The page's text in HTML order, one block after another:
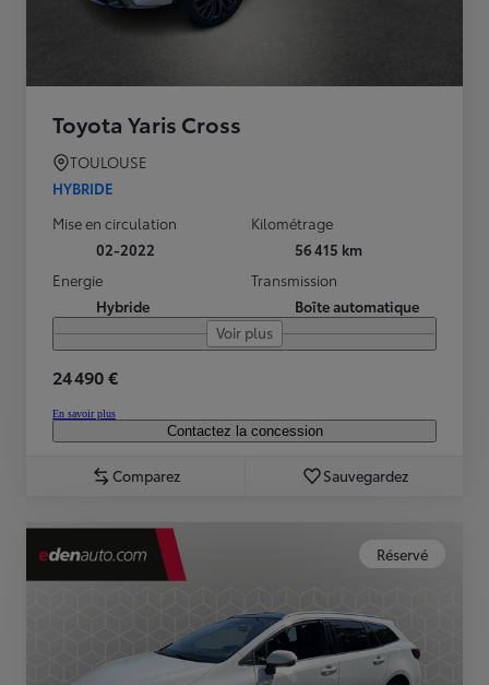
Toyota Yaris Cross
TOULOUSE
HYBRIDE
Mise en circulation
02-2022
Kilométrage
56 415 km
Energie
Hybride
Transmission
Boîte automatique
Voir plus
24 490 €
En savoir plus
Contactez la concession
Comparez Sauvegardez
Réservé